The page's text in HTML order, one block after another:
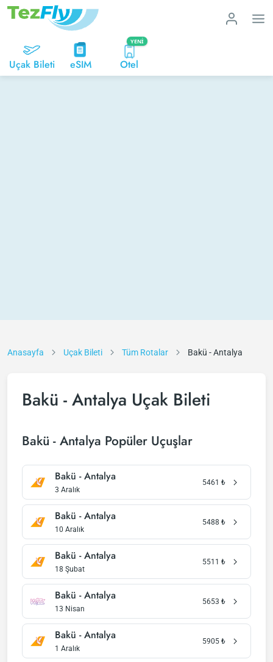
Uçak Bileti eSIM
YENI
Otel
Anasayfa Uçak Bileti Tüm Rotalar Bakü - Antalya
Bakü - Antalya Uçak Bileti
Bakü - Antalya Popüler Uçuşlar
Bakü - Antalya
3 Aralık
5461 ₺
Bakü - Antalya
10 Aralık
5488 ₺
Bakü - Antalya
18 Şubat
5511 ₺
Bakü - Antalya
13 Nisan
5653 ₺
Bakü - Antalya
1 Aralık
5905 ₺